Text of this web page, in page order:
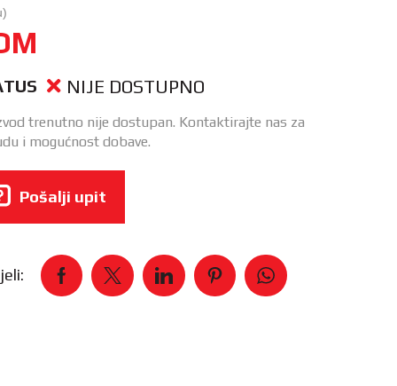
NIJE DOSTUPNO
trenutno nije dostupan. Kontaktirajte nas za
i mogućnost dobave.
Pošalji upit